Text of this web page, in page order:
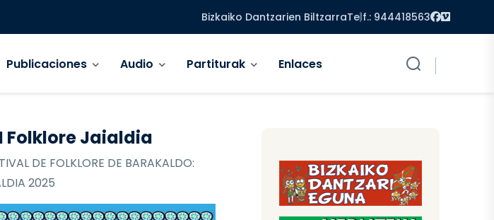
Bizkaiko Dantzarien BiltzarraTelf.: 944418563 Facebook
Vimeo
Publicaciones Audio Partiturak Enlaces
Folklore Jaialdia
DE FOLKLORE DE BARAKALDO:
2025